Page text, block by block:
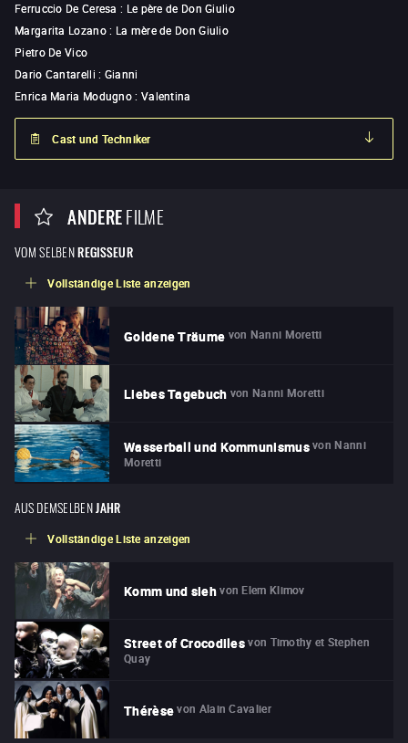
Ferruccio De Ceresa : Le père de Don Giulio
Margarita Lozano: La mère de Don Giulio
Pietro De Vico
Dario Cantarelli : Gianni
Enrica Maria Modugno: Valentina
Cast und Techniker
ANDEREFILME
VOM SELBENREGISSEUR
Vollständige Liste anzeigen
Goldene Träume von Nanni Moretti
Liebes Tagebuch von Nanni Moretti
Wasserball und Kommunismus von Nanni
Moretti
AUS DEMSELBENJAHR
Vollständige Liste anzeigen
Komm und sieh von Elem Klimov
Street of Crocodiles von Timothy et Stephen
Quay
Thérèse von Alain Cavalier